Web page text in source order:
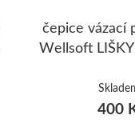
čepice vázací
Wellsoft
400